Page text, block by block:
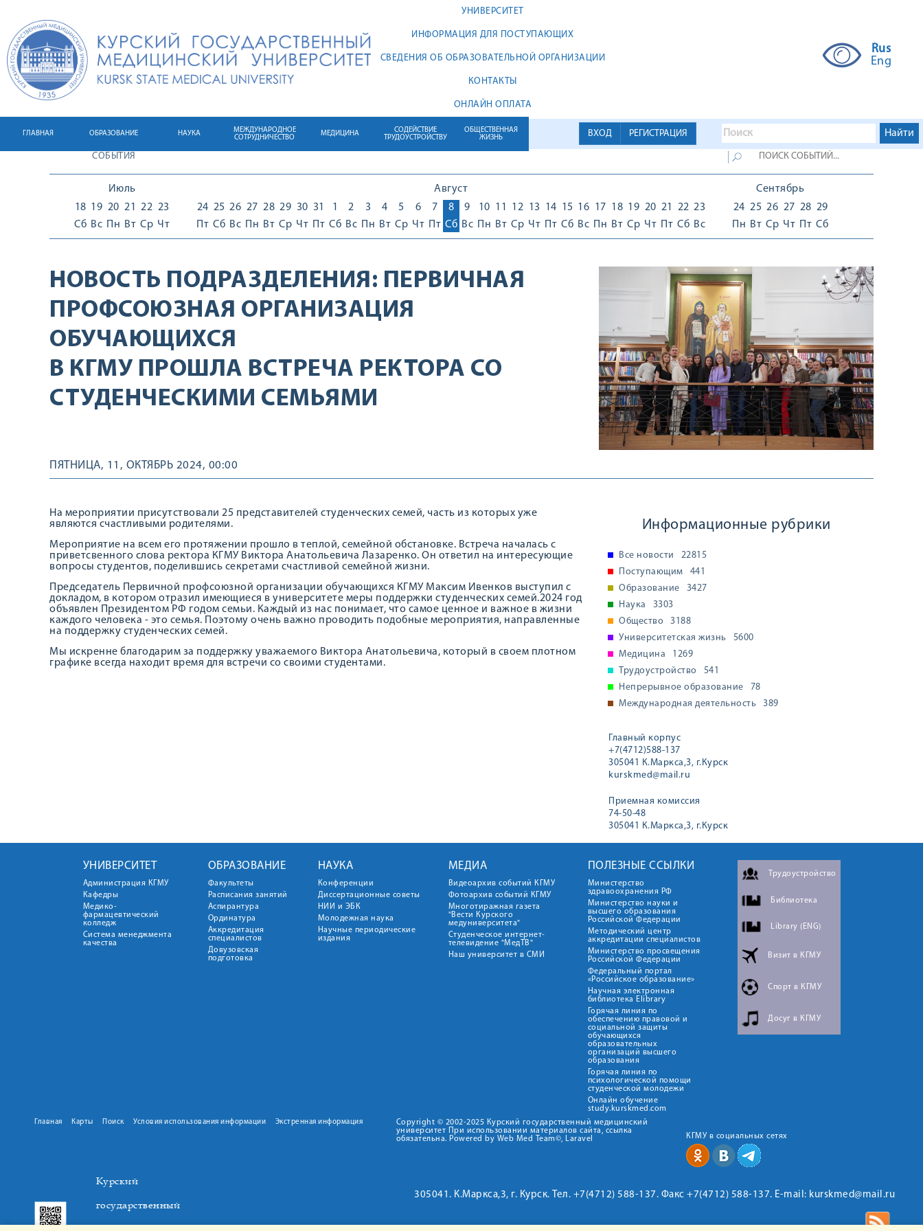
УНИВЕРСИТЕТ
ИНФОРМАЦИЯ ДЛЯ ПОСТУПАЮЩИХ
СВЕДЕНИЯ ОБ ОБРАЗОВАТЕЛЬНОЙ ОРГАНИЗАЦИИ
КОНТАКТЫ
ОНЛАЙН ОПЛАТА
Rus
Eng
ВХОД РЕГИСТРАЦИЯ
ГЛАВНАЯ ОБРАЗОВАНИЕ НАУКА
МЕЖДУНАРОДНОЕ
СОТРУДНИЧЕСТВО
МЕДИЦИНА
СОДЕЙСТВИЕ
ТРУДОУСТРОЙСТВУ
ОБЩЕСТВЕННАЯ
ЖИЗНЬ
СОБЫТИЯ
Июль
18
Сб
19
Вс
20
Пн
21
Вт
22
Ср
23
Чт
Август
24
Пт
25
Сб
26
Вс
27
Пн
28
Вт
29
Ср
30
Чт
31
Пт
1
Сб
2
Вс
3
Пн
4
Вт
5
Ср
6
Чт
7
Пт
8
Сб
9
Вс
10
Пн
11
Вт
12
Ср
13
Чт
14
Пт
15
Сб
16
Вс
17
Пн
18
Вт
19
Ср
20
Чт
21
Пт
22
Сб
23
Вс
Сентябрь
24
Пн
25
Вт
26
Ср
27
Чт
28
Пт
29
Сб
НОВОСТЬ ПОДРАЗДЕЛЕНИЯ: ПЕРВИЧНАЯ
ПРОФСОЮЗНАЯ ОРГАНИЗАЦИЯ
ОБУЧАЮЩИХСЯ
В КГМУ ПРОШЛА ВСТРЕЧА РЕКТОРА СО
СТУДЕНЧЕСКИМИ СЕМЬЯМИ
ПЯТНИЦА, 11, ОКТЯБРЬ 2024, 00:00
На мероприятии присутствовали 25 представителей студенческих семей, часть из которых уже
являются счастливыми родителями.
Мероприятие на всем его протяжении прошло в теплой, семейной обстановке. Встреча началась с
приветсвенного слова ректора КГМУ Виктора Анатольевича Лазаренко. Он ответил на интересующие
вопросы студентов, поделившись секретами счастливой семейной жизни.
Председатель Первичной профсоюзной организации обучающихся КГМУ Максим Ивенков выступил с
докладом, в котором отразил имеющиеся в университете меры поддержки студенческих семей.2024 год
объявлен Президентом РФ годом семьи. Каждый из нас понимает, что самое ценное и важное в жизни
каждого человека - это семья. Поэтому очень важно проводить подобные мероприятия, направленные
на поддержку студенческих семей.
Мы искренне благодарим за поддержку уважаемого Виктора Анатольевича, который в своем плотном
графике всегда находит время для встречи со своими студентами.
Информационные рубрики
Все новости
22815
Поступающим
441
Образование
3427
Наука
3303
Общество
3188
Университетская жизнь
5600
Медицина
1269
Трудоустройство
541
Непрерывное образование
78
Международная деятельность
389
Главный корпус
+7(4712)588-137
305041 К.Маркса,3, г.Курск
kurskmed@mail.ru
Приемная комиссия
74-50-48
305041 К.Маркса,3, г.Курск
УНИВЕРСИТЕТ
Администрация КГМУ
Кафедры
Медико-
фармацевтический
колледж
Система менеджмента
качества
ОБРАЗОВАНИЕ
Факультеты
Расписания занятий
Аспирантура
Ординатура
Аккредитация
специалистов
Довузовская
подготовка
НАУКА
Конференции
Диссертационные советы
НИИ и ЭБК
Молодежная наука
Научные периодические
издания
МЕДИА
Видеоархив событий КГМУ
Фотоархив событий КГМУ
Многотиражная газета
"Вести Курского
медуниверситета"
Студенческое интернет-
телевидение "МедТВ"
Наш университет в СМИ
ПОЛЕЗНЫЕ ССЫЛКИ
Министерство
здравоохранения РФ
Министерство науки и
высшего образования
Российской Федерации
Методический центр
аккредитации специалистов
Министерство просвещения
Российской Федерации
Федеральный портал
«Российское образование»
Научная электронная
библиотека Elibrary
Горячая линия по
обеспечению правовой и
социальной защиты
обучающихся
образовательных
организаций высшего
образования
Горячая линия по
психологической помощи
студенческой молодежи
Онлайн обучение
study.kurskmed.com
Трудоустройство
Библиотека
Library (ENG)
Визит в КГМУ
Спорт в КГМУ
Досуг в КГМУ
Главная Карты Поиск Условия использования информации Экстренная информация
Copyright © 2002-2025 Курский государственный медицинский
университет При использовании материалов сайта, ссылка
обязательна. Powered by Web Med Team©, Laravel
КГМУ в социальных сетях
Курский
государственный
305041. К.Маркса,3, г. Курск. Тел. +7(4712) 588-137. Факс +7(4712) 588-137. E-mail: kurskmed@mail.ru